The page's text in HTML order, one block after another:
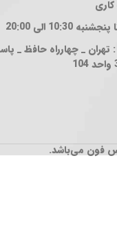
10:30 الی 20:00
_ چهارراه حافظ _
فون می‌باشد.